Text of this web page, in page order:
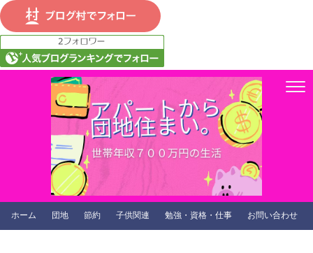
ホーム 団地 節約 子供関連 勉強・資格・仕事 お問い合わせ